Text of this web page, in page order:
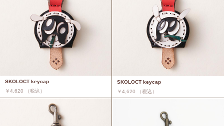
SKOLOCT keycap
￥4,620 （税込）
SKOLOCT keycap
￥4,620 （税込）